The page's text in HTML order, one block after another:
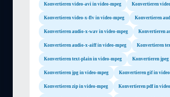
Konvertieren video-avi in video-mpeg Konvertieren
Konvertieren video-x-flv in video-mpeg Konvertieren
Konvertieren audio-x-wav in video-mpeg Konvertieren
Konvertieren audio-x-aiff in video-mpeg Konvertieren
Konvertieren text-plain in video-mpeg Konvertieren jpeg
Konvertieren jpg in video-mpeg Konvertieren gif in
Konvertieren zip in video-mpeg Konvertieren pdf in